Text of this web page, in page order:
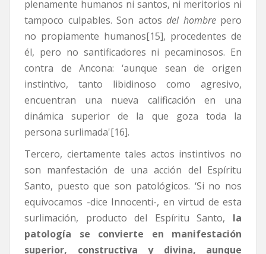
plenamente humanos ni santos, ni meritorios ni
tampoco culpables. Son actos del hombrepero
no propiamente humanos[15], procedentes de
él, pero no santificadores ni pecaminosos. En
contra de Ancona: ‘aunque sean de origen
instintivo, tanto libidinoso como agresivo,
encuentran una nueva calificación en una
dinámica superior de la que goza toda la
persona surlimada'[16].
Tercero, ciertamente tales actos instintivos no
son manfestación de una acción del Espíritu
Santo, puesto que son patológicos. ‘Si no nos
equivocamos -dice Innocenti-, en virtud de esta
surlimación, producto del Espíritu Santo, la
patología se convierte en manifestación
superior, constructiva y divina, aunque